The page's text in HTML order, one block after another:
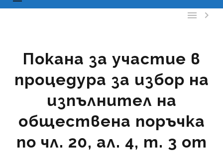
 
Покана за участие в
процедура за избор на
изпълнител на
обществена поръчка
по чл. 20, ал. 4, т. 3 от